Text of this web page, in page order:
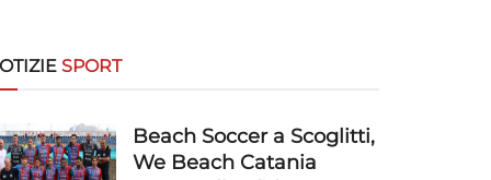
SPORT
Beach Soccer a Scoglitti,
We Beach Catania